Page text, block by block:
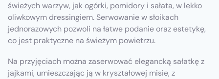
świeżych warzyw, jak ogórki, pomidory i sałata, w lekko
oliwkowym dressingiem. Serwowanie w słoikach
jednorazowych pozwoli na łatwe podanie oraz estetykę,
co jest praktyczne na świeżym powietrzu.
Na przyjęciach można zaserwować elegancką sałatkę z
jajkami, umieszczając ją w kryształowej misie, z